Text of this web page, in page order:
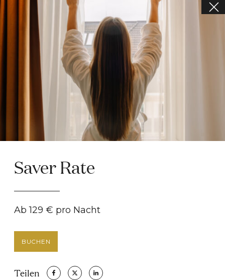
BUCHEN
Saver Rate
Ab 129 € pro Nacht
BUCHEN
Teilen
Abonnieren Sie unseren Newsletter
Melden Sie sich für unseren Newsletter an, um die aktuellsten
Informationen aus dem Reichshof Hamburg zu erhalten und
über unsere spannenden Events und Angebote auf dem
Laufenden zu bleiben.
Datenschutzbestimmungen einverstanden
bestätigen.